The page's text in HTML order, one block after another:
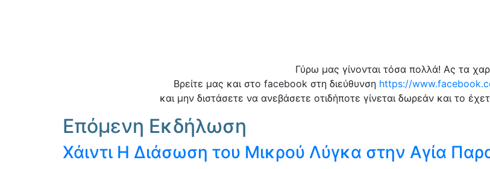
Γύρω μας γίνονται τόσα πολλά! Ας τα
Βρείτε μας και στο facebook στη διεύθυνση https://
και μην διστάσετε να ανεβάσετε οτιδήποτε γίνεται δωρεάν και το
Επόμενη Εκδήλωση
Χάιντι Η Διάσωση του Μικρού Λύγκα στην Αγία